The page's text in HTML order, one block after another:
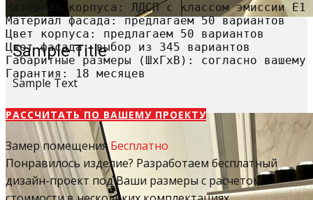
Sample Title
Sample Text
Материал корпуса: ЛДСП с классом эмиссии Е1
Материал фасада: предлагаем 50 вариантов
Цвет корпуса: предлагаем 50 вариантов
Цвет фасада: выбор из 345 вариантов
Габаритные размеры (ШхГхВ): согласно вашему
Гарантия: 18 месяцев
РАССЧИТАТЬ​ ПО ВАШЕМУ ПРОЕКТУ
Замер помещенияБесплатно
Понравилось изделие? Разработаем бесплатный
дизайн-проект под Ваши размеры с расчетом